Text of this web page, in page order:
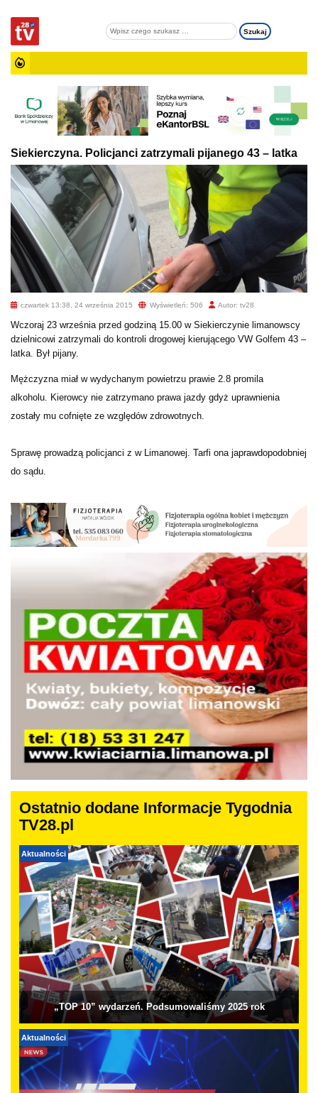
Siekierczyna. Policjanci zatrzymali pijanego 43 – latka
czwartek 13:38, 24 września 2015 Wyświetleń: 506 Autor: tv28
Wczoraj 23 września przed godziną 15.00 w Siekierczynie limanowscy
dzielnicowi zatrzymali do kontroli drogowej kierującego VW Golfem 43 –
latka. Był pijany.
Mężczyzna miał w wydychanym powietrzu prawie 2.8 promila
alkoholu. Kierowcy nie zatrzymano prawa jazdy gdyż uprawnienia
zostały mu cofnięte ze względów zdrowotnych.
Sprawę prowadzą policjanci z w Limanowej. Tarfi ona japrawdopodobniej
do sądu.
Ostatnio dodane Informacje Tygodnia
TV28.pl
Aktualności
„TOP 10” wydarzeń. Podsumowaliśmy 2025 rok
Aktualności